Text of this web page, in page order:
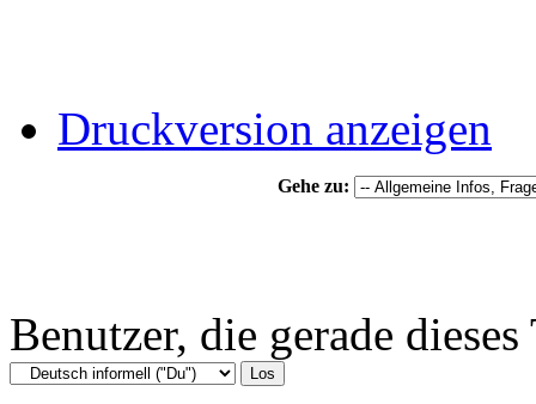
Druckversion anzeigen
Gehe zu:
Benutzer, die gerade